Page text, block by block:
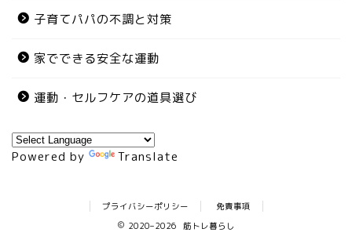
子育てパパの不調と対策
家でできる安全な運動
運動・セルフケアの道具選び
Powered by Translate
プライバシーポリシー
免責事項
2020–2026 筋トレ暮らし